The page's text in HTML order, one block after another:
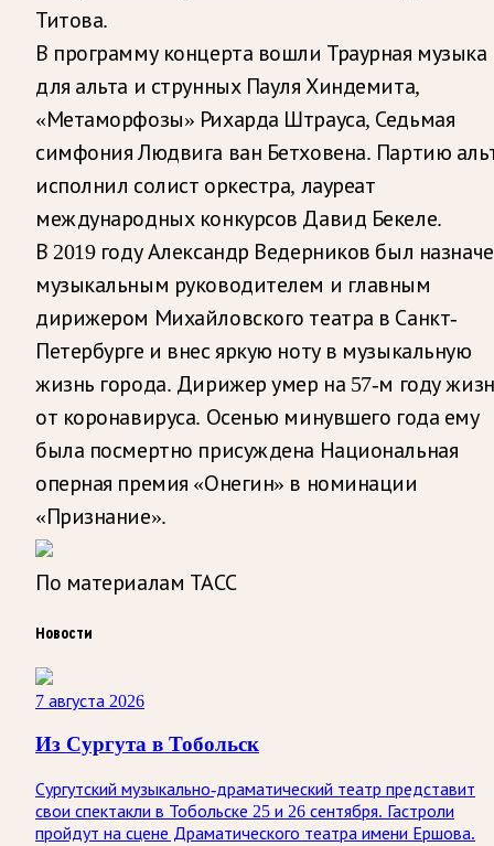
Титова.
В программу концерта вошли Траурная музыка
для альта и струнных Пауля Хиндемита,
«Метаморфозы» Рихарда Штрауса, Седьмая
симфония Людвига ван Бетховена. Партию
исполнил солист оркестра, лауреат
международных конкурсов Давид Бекеле.
В 2019 году Александр Ведерников был
музыкальным руководителем и главным
дирижером Михайловского театра в Санкт-
Петербурге и внес яркую ноту в музыкальную
жизнь города. Дирижер умер на 57-м году
от коронавируса. Осенью минувшего года ему
была посмертно присуждена Национальная
оперная премия «Онегин» в номинации
«Признание».
По материалам ТАСС
Новости
7 августа 2026
Из Сургута в Тобольск
Сургутский музыкально-драматический театр представит
свои спектакли в Тобольске 25 и 26 сентября. Гастроли
пройдут на сцене Драматического театра имени Ершова.